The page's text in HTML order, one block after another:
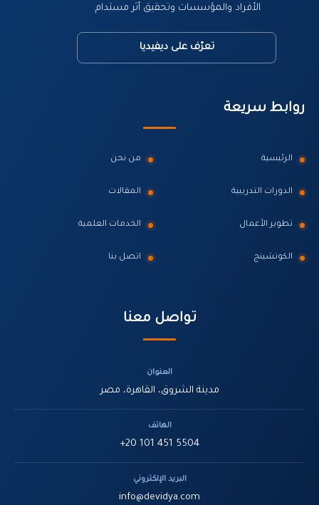
الأفراد والمؤسسات وتحقيق أثر مستدام.
تعرّف على ديفيديا
روابط سريعة
الرئيسية من نحن
الدورات التدريبية المقالات
تطوير الأعمال الخدمات العلمية
الكوتشينج اتصل بنا
تواصل معنا
العنوان
مدينة الشروق، القاهرة، مصر
الهاتف
+20 101 451 5504
البريد الإلكتروني
info@devidya.com